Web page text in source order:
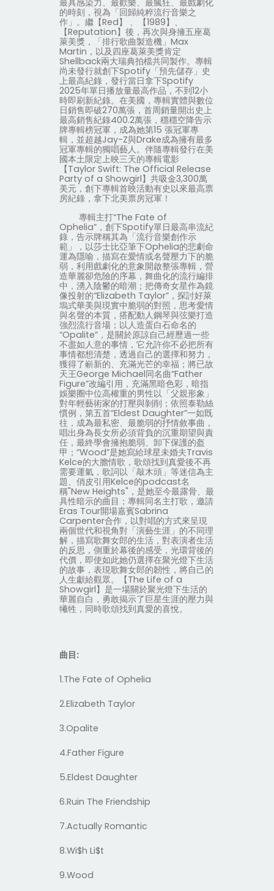
最具感染力、最歡樂、最瘋狂、最戲劇化
的時刻，視為「回歸純粹流行音樂之
作」。繼【Red】 、【1989】、
【Reputation】後，再次與身擁五座葛
萊美獎，「排行歌曲製造機」 Max
Martin ，以及四座葛萊美獎肯定
Shellback兩大瑞典拍檔共同製作。專輯
尚未發行就創下Spotify「預先儲存」史
上最高紀錄，發行當日拿下Spotify
2025年單日播放量最高作品，不到12小
時即刷新紀錄。在美國，專輯實體與數位
日銷售即破270萬張，首周銷量開出史上
最高銷售紀錄400.2萬張，穩穩空降告示
牌專輯榜冠軍，成為她第15 張冠軍專
輯，並超越Jay-Z與Drake成為擁有最多
冠軍專輯的獨唱藝人。伴隨專輯發行在美
國本土限定上映三天的專輯電影
【Taylor Swift: The Official Release
Party of a Showgirl】共吸金3,300萬
美元，創下專輯首映活動有史以來最高票
房紀錄，拿下北美票房冠軍！
專輯主打“The Fate of
Ophelia”，創下Spotify單日最高串流紀
錄，告示牌稱其為「流行音樂創作示
範」，以莎士比亞筆下Ophelia的悲劇命
運為隱喻，描寫在愛情或名聲壓力下的脆
弱，利用戲劇化的意象開啟整張專輯，營
造華麗卻危險的序幕，舞曲化的流行編排
中，湧入陰鬱的暗潮；把傳奇女星作為鏡
像投射的“Elizabeth Taylor”，探討好萊
塢式華美與現實中脆弱的對照，思考愛情
與名聲的本質，搭配動人鋼琴與弦樂打造
強烈流行音場；以人造蛋白石命名的
“Opalite”，是關於原諒自己經歷過一些
不盡如人意的事情，它允許你不必把所有
事情都想清楚，透過自己的選擇和努力，
獲得了嶄新的、充滿光芒的幸福；將已故
天王George Michael同名曲“Father
Figure”改編引用，充滿黑暗色彩，暗指
娛樂圈中位高權重的男性以「父親形象」
對年輕藝術家的打壓與剝削；依照泰勒絲
慣例，第五首“Eldest Daughter”一如既
往，成為最私密、最脆弱的抒情敘事曲，
唱出身為長女所必須背負的沉重期望與責
任，最終學會擁抱脆弱、卸下保護的盔
甲；“Wood”是她寫給球星未婚夫Travis
Kelce的大膽情歌，歌頌找到真愛後不再
需要運氣，歌詞以「敲木頭」等迷信為主
題、俏皮引用Kelce的podcast名
稱"New Heights" ，是她至今最露骨、最
具性暗示的曲目；專輯同名主打歌，邀請
Eras Tour開場嘉賓Sabrina
Carpenter合作，以對唱的方式來呈現
兩個世代和視角對「演藝生涯」的不同理
解，描寫歌舞女郎的生活，對表演者生活
的反思，側重於幕後的感受，光環背後的
代價，即使如此她仍選擇在聚光燈下生活
的故事，表現歌舞女郎的韌性，將自己的
人生獻給觀眾。【The Life of a
Showgirl】是一場關於聚光燈下生活的
華麗自白，勇敢揭示了巨星生涯的壓力與
犧牲，同時歌頌找到真愛的喜悅。
曲目:
1.The Fate of Ophelia
2.Elizabeth Taylor
3.Opalite
4.Father Figure
5.Eldest Daughter
6.Ruin The Friendship
7.Actually Romantic
8.Wi$h Li$t
9.Wood